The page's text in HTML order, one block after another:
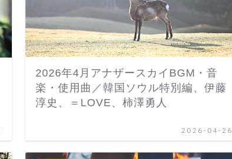
2026年4月アナザースカイBGM・音
楽・使用曲／韓国ソウル特別編、伊藤
淳史、＝LOVE、柿澤勇人
2026-04-26